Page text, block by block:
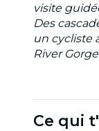
visite
Des
un cycliste
River
Ce qui